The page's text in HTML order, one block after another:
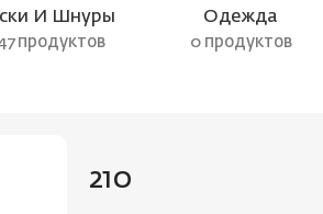
И Шнуры
продуктов
Одежда
0 продуктов
210